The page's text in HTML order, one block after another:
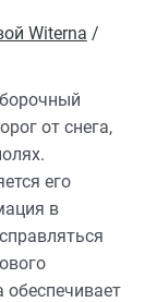
Witerna /
от снега,
его
в
обеспечивает